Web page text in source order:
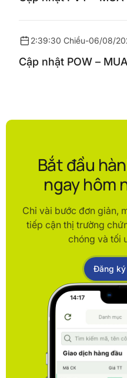
2:39:30 Chiều-06/08/
Cập nhật POW – MUA
Bắt đầu
ngay hôm
Chỉ vài bước đơn giản,
tiếp cận thị trường
chóng và tối
Đăng ký